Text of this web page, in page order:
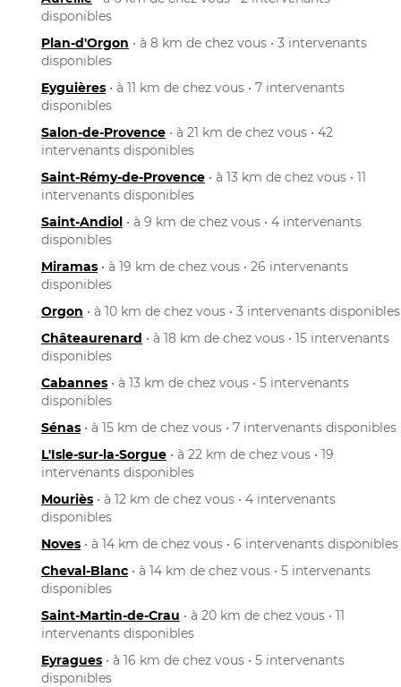
disponibles
Plan-d'Orgon • à 8 km de chez vous • 3 intervenants
disponibles
Eyguières • à 11 km de chez vous • 7 intervenants
disponibles
Salon-de-Provence • à 21 km de chez vous • 42
intervenants disponibles
Saint-Rémy-de-Provence • à 13 km de chez vous • 11
intervenants disponibles
Saint-Andiol • à 9 km de chez vous • 4 intervenants
disponibles
Miramas • à 19 km de chez vous • 26 intervenants
disponibles
Orgon • à 10 km de chez vous • 3 intervenants disponibles
Châteaurenard • à 18 km de chez vous • 15 intervenants
disponibles
Cabannes • à 13 km de chez vous • 5 intervenants
disponibles
Sénas • à 15 km de chez vous • 7 intervenants disponibles
L'Isle-sur-la-Sorgue • à 22 km de chez vous • 19
intervenants disponibles
Mouriès • à 12 km de chez vous • 4 intervenants
disponibles
Noves • à 14 km de chez vous • 6 intervenants disponibles
Cheval-Blanc • à 14 km de chez vous • 5 intervenants
disponibles
Saint-Martin-de-Crau • à 20 km de chez vous • 11
intervenants disponibles
Eyragues • à 16 km de chez vous • 5 intervenants
disponibles